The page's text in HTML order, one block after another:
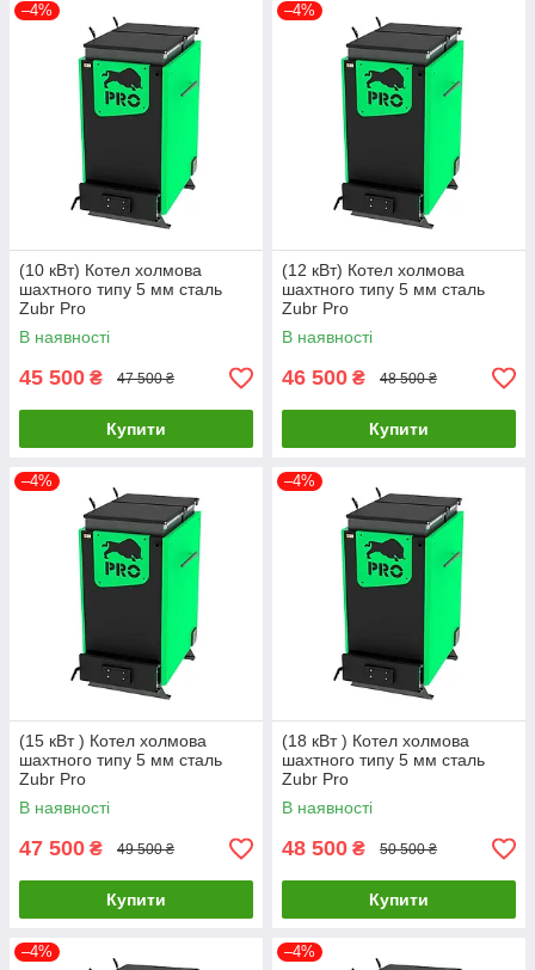
–4%
(10 кВт) Котел холмова
шахтного типу 5 мм сталь
Zubr Pro
В наявності
45 500 ₴ 47 500 ₴
Купити
–4%
(12 кВт) Котел холмова
шахтного типу 5 мм сталь
Zubr Pro
В наявності
46 500 ₴ 48 500 ₴
Купити
–4%
(15 кВт ) Котел холмова
шахтного типу 5 мм сталь
Zubr Pro
В наявності
47 500 ₴ 49 500 ₴
Купити
–4%
(18 кВт ) Котел холмова
шахтного типу 5 мм сталь
Zubr Pro
В наявності
48 500 ₴ 50 500 ₴
Купити
–4% –4%